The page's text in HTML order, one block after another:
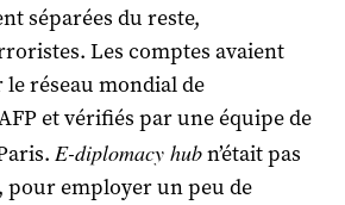
séparées du reste,
Les comptes avaient
réseau mondial de
et vérifiés par une équipe de
E-diplomacy hubn’était pas
employer un peu de